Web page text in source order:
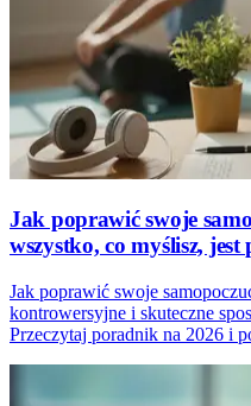
Jak poprawić swoje
wszystko, co myślisz, jest
Jak poprawić swoje
kontrowersyjne i skuteczne
Przeczytaj poradnik na 2026 i